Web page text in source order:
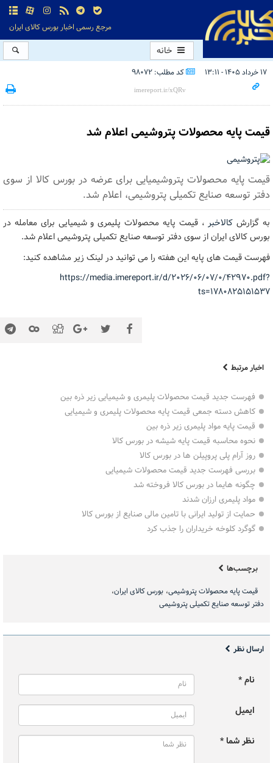
مرجع رسمی اخبار بورس کالای ایران
خانه
۱۷ خرداد ۱۴۰۵ - ۱۳:۱۱ کد مطلب: 98072
قیمت پایه محصولات پتروشیمی اعلام شد
قیمت پایه محصولات پتروشیمیایی برای عرضه در بورس کالا از سوی
دفتر توسعه صنایع تکمیلی پتروشیمی، اعلام شد.
به گزارش کالاخبر، قیمت پایه محصولات پلیمری و شیمیایی برای معامله در
بورس کالای ایران از سوی دفتر توسعه صنایع تکمیلی پتروشیمی اعلام شد.
فهرست قیمت های پایه این هفته را می توانید در لینک زیر مشاهده کنید:
https://media.imereport.ir/d/۲۰۲۶/۰۶/۰۷/۰/۴۲۹۷۰.pdf?
ts=۱۷۸۰۸۲۵۱۵۱۵۳۷
اخبار مرتبط
فهرست جدید قیمت محصولات پلیمری و شیمیایی زیر ذره بین
کاهش دسته جمعی قیمت پایه محصولات پلیمری و شیمیایی
قیمت پایه مواد پلیمری زیر ذره بین
نحوه محاسبه قیمت پایه شیشه در بورس کالا
روز آرام پلی پروپیلن ها در بورس کالا
بررسی فهرست جدید قیمت محصولات شیمیایی
چگونه هایما در بورس کالا فروخته شد
مواد پلیمری ارزان شدند
حمایت از تولید ایرانی با تامین مالی صنایع از بورس کالا
گوگرد کلوخه خریداران را جذب کرد
برچسب‌ها
قیمت پایه محصولات پتروشیمی بورس کالای ایران
دفتر توسعه صنایع تکمیلی پتروشیمی
ارسال نظر
نام *
ایمیل
نظر شما *